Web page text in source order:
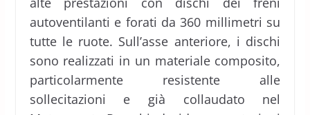
autoventilanti e forati da 360 millimetri su
tutte le ruote. Sull’asse anteriore, i dischi
sono realizzati in un materiale composito,
particolarmente resistente alle
sollecitazioni e già collaudato nel